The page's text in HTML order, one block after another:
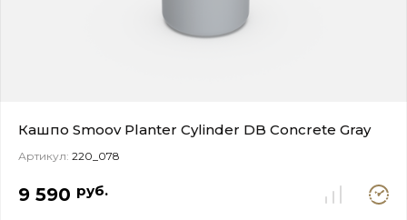
Кашпо Smoov Planter Cylinder DB Concrete Gray
Артикул: 220_078
9 590 руб.
заказ